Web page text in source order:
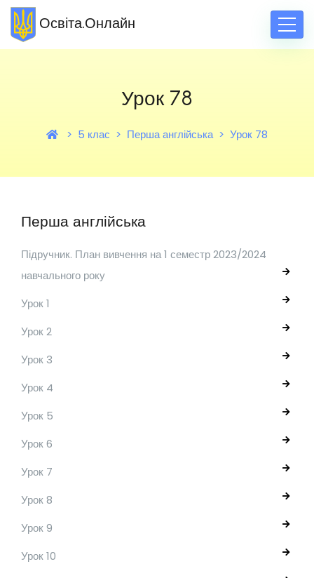
Освіта.Онлайн
Урок 78
5 клас Перша англійська Урок 78
Перша англійська
Підручник. План вивчення на 1 семестр 2023/2024
навчального року
Урок 1
Урок 2
Урок 3
Урок 4
Урок 5
Урок 6
Урок 7
Урок 8
Урок 9
Урок 10